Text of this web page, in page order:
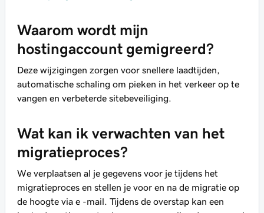
Waarom wordt mijn
hostingaccount gemigreerd?
Deze wijzigingen zorgen voor snellere laadtijden,
automatische schaling om pieken in het verkeer op te
vangen en verbeterde sitebeveiliging.
Wat kan ik verwachten van het
migratieproces?
We verplaatsen al je gegevens voor je tijdens het
migratieproces en stellen je voor en na de migratie op
de hoogte via e -mail. Tijdens de overstap kan een